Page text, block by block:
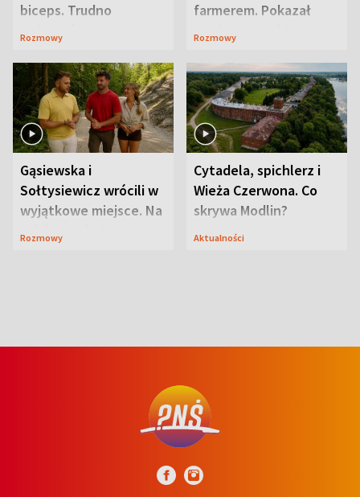
biceps. Trudno
uwierzyć, co przeszła
Rozmowy
farmerem. Pokazał
swoje niezwykłe
Rozmowy
Gąsiewska i
Sołtysiewicz wrócili w
wyjątkowe miejsce. Na
szlaku czekał
Rozmowy
Cytadela, spichlerz i
Wieża Czerwona. Co
skrywa Modlin?
Aktualności